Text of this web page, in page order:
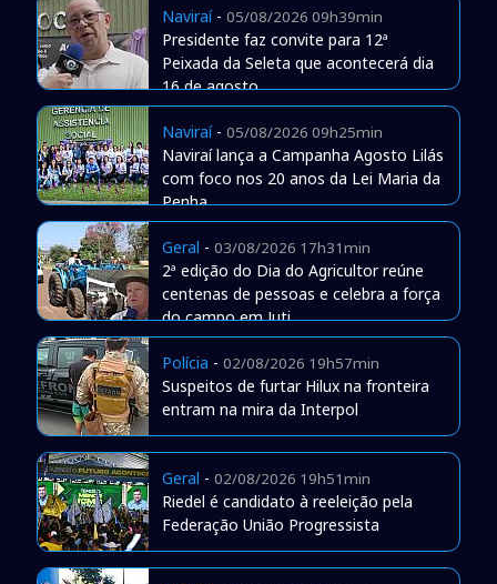
Naviraí- 05/08/2026 09h39min
Presidente faz convite para 12ª
Peixada da Seleta que acontecerá dia
16 de agosto
Naviraí- 05/08/2026 09h25min
Naviraí lança a Campanha Agosto Lilás
com foco nos 20 anos da Lei Maria da
Penha
Geral - 03/08/2026 17h31min
2ª edição do Dia do Agricultor reúne
centenas de pessoas e celebra a força
do campo em Juti
Polícia - 02/08/2026 19h57min
Suspeitos de furtar Hilux na fronteira
entram na mira da Interpol
Geral - 02/08/2026 19h51min
Riedel é candidato à reeleição pela
Federação União Progressista